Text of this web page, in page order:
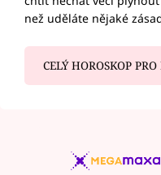
než uděláte nějaké
CELÝ HOROSKOP